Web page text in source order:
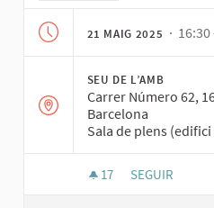
21 MAIG 2025 ·
SEU DE L’AMB
Carrer Número 62,
Barcelona
Sala de plens
17 17 SEGUIDORES
SEGUIR